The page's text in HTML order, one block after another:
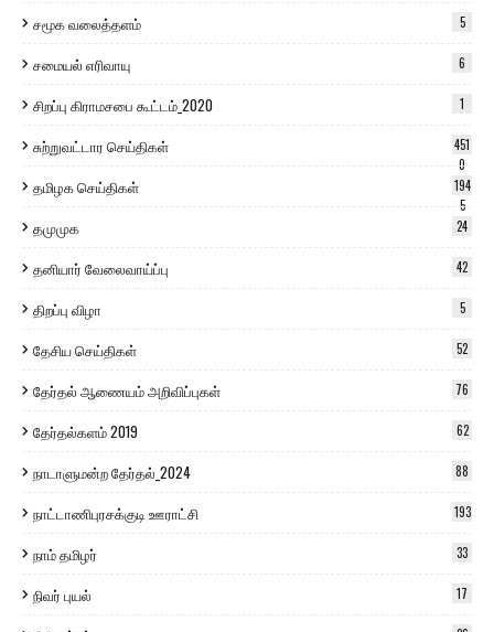
சமூக வலைத்தளம் 5
சமையல் எரிவாயு 6
சிறப்பு கிராமசபை கூட்டம்_2020 1
சுற்றுவட்டார செய்திகள்
451
0
தமிழக செய்திகள்
194
5
தமுமுக 24
தனியார் வேலைவாய்ப்பு 42
திறப்பு விழா 5
தேசிய செய்திகள் 52
தேர்தல் ஆணையம் அறிவிப்புகள் 76
தேர்தல்களம் 2019 62
நாடாளுமன்ற தேர்தல்_2024 88
நாட்டாணிபுரசக்குடி ஊராட்சி 193
நாம் தமிழர் 33
நிவர் புயல் 17